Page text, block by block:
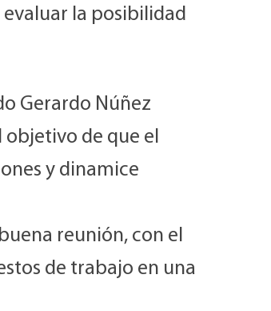
la posibilidad
Gerardo Núñez
objetivo de que el
y dinamice
reunión, con el
de trabajo en una